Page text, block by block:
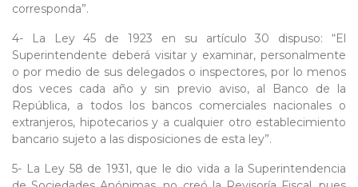
corresponda”.
4- La Ley 45 de 1923 en su artículo 30 dispuso: “El
Superintendente deberá visitar y examinar, personalmente
o por medio de sus delegados o inspectores, por lo menos
dos veces cada año y sin previo aviso, al Banco de la
República, a todos los bancos comerciales nacionales o
extranjeros, hipotecarios y a cualquier otro establecimiento
bancario sujeto a las disposiciones de esta ley”.
5- La Ley 58 de 1931, que le dio vida a la Superintendencia